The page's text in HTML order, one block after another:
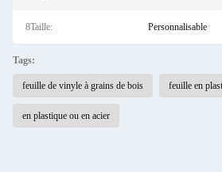
8Taille: Personnalisable
Tags:
feuille de vinyle à grains de bois feuille en
en plastique ou en acier